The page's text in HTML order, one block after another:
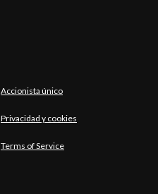
Accionista único
Privacidad y cookies
Terms of Service